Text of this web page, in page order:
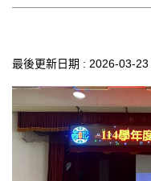
網站管理
行事曆
西松學習歷程檔案
最後更新日期 : 2026-03-23